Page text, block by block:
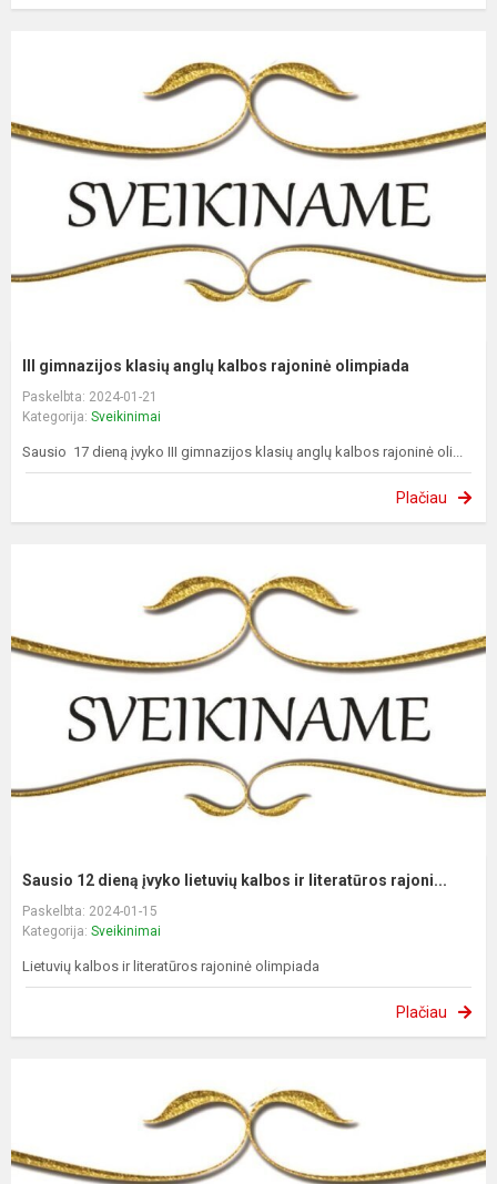
III gimnazijos klasių anglų kalbos rajoninė olimpiada
Paskelbta: 2024-01-21
Kategorija: Sveikinimai
Sausio 17 dieną įvyko III gimnazijos klasių anglų kalbos rajoninė oli...
Plačiau
Sausio 12 dieną įvyko lietuvių kalbos ir literatūros rajoni...
Paskelbta: 2024-01-15
Kategorija: Sveikinimai
Lietuvių kalbos ir literatūros rajoninė olimpiada
Plačiau